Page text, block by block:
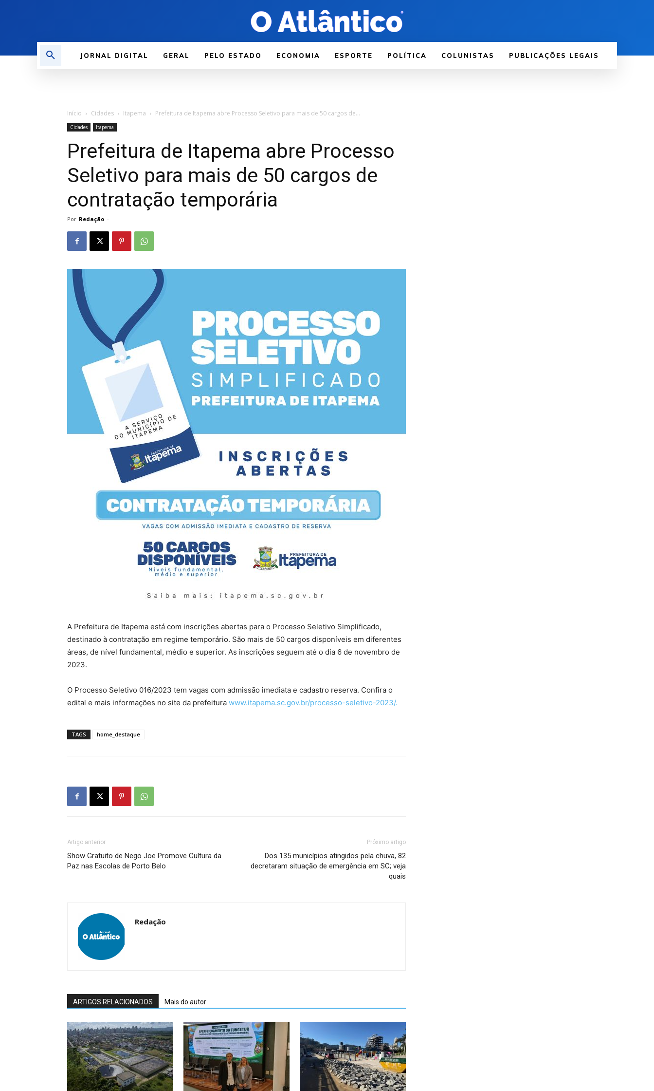
JORNAL DIGITAL GERAL PELO ESTADO ECONOMIA ESPORTE POLÍTICA COLUNISTAS PUBLICAÇÕES LEGAIS
Início Cidades Itapema Prefeitura de Itapema abre Processo Seletivo para mais de 50 cargos de...
Cidades Itapema
Prefeitura de Itapema abre Processo
Seletivo para mais de 50 cargos de
contratação temporária
Por Redação -
A Prefeitura de Itapema está com inscrições abertas para o Processo Seletivo Simplificado,
destinado à contratação em regime temporário. São mais de 50 cargos disponíveis em diferentes
áreas, de nível fundamental, médio e superior. As inscrições seguem até o dia 6 de novembro de
2023.
O Processo Seletivo 016/2023 tem vagas com admissão imediata e cadastro reserva. Confira o
edital e mais informações no site da prefeitura www.itapema.sc.gov.br/processo-seletivo-2023/.
TAGS home_destaque
Artigo anterior
Show Gratuito de Nego Joe Promove Cultura da
Paz nas Escolas de Porto Belo
Próximo artigo
Dos 135 municípios atingidos pela chuva, 82
decretaram situação de emergência em SC; veja
quais
Redação
ARTIGOS RELACIONADOS Mais do autor